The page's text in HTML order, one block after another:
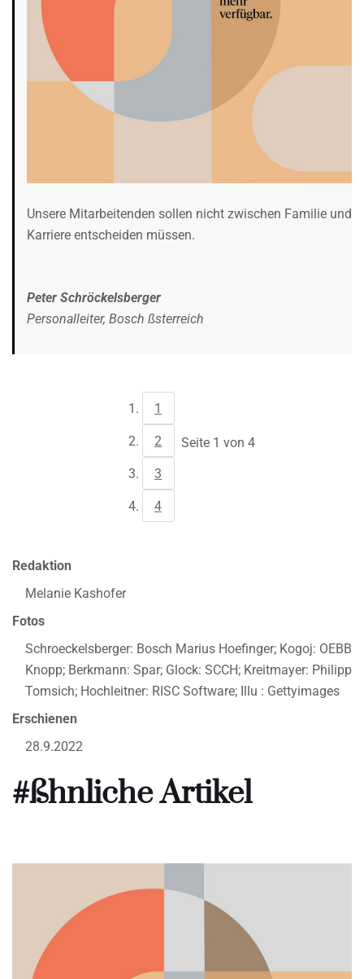
Unsere Mitarbeitenden sollen nicht zwischen Familie und
Karriere entscheiden müssen.
Peter Schröckelsberger
Personalleiter, Bosch ßsterreich
1
2
3
4
Seite 1 von 4
Redaktion
Melanie Kashofer
Fotos
Schroeckelsberger: Bosch Marius Hoefinger; Kogoj: OEBB
Knopp; Berkmann: Spar; Glock: SCCH; Kreitmayer: Philipp
Tomsich; Hochleitner: RISC Software; Illu : Gettyimages
Erschienen
28.9.2022
#ßhnliche Artikel